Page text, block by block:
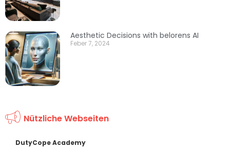
Aesthetic Decisions with belorens AI
Feber 7, 2024
Nützliche Webseiten
DutyCope Academy